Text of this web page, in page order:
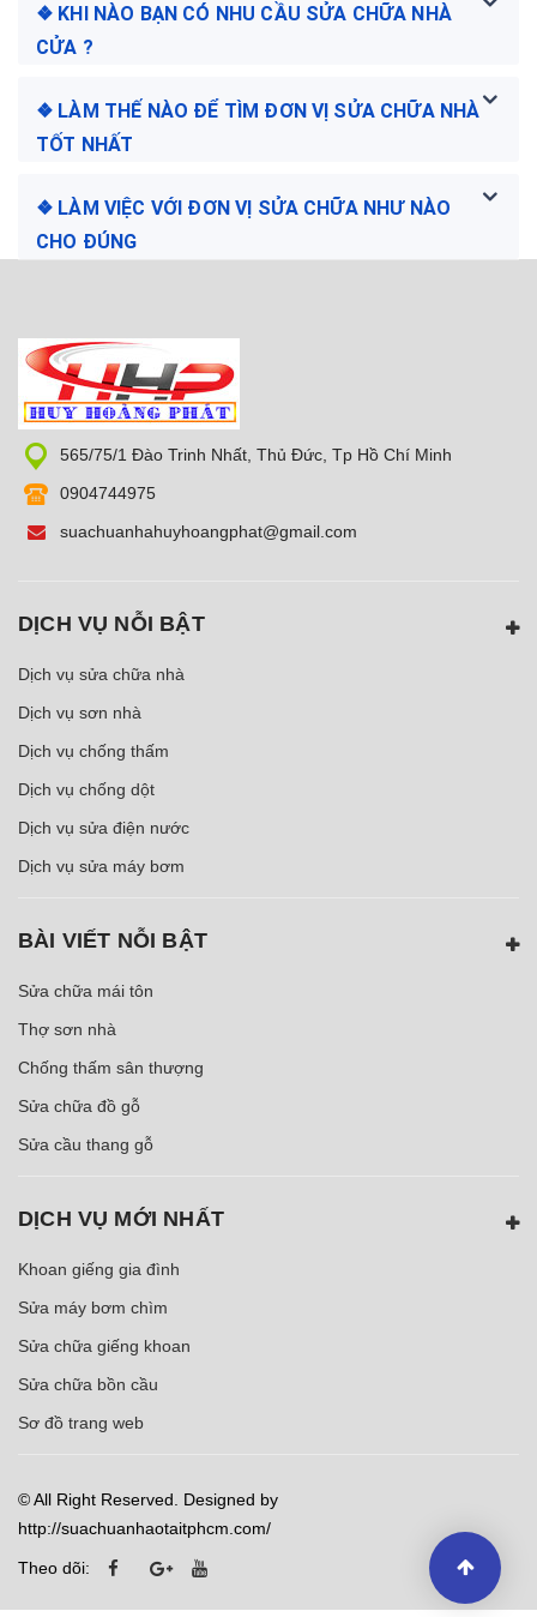
❖ KHI NÀO BẠN CÓ NHU CẦU SỬA CHỮA NHÀ
CỬA ?
❖ LÀM THẾ NÀO ĐỂ TÌM ĐƠN VỊ SỬA CHỮA NHÀ
TỐT NHẤT
❖ LÀM VIỆC VỚI ĐƠN VỊ SỬA CHỮA NHƯ NÀO
CHO ĐÚNG
565/75/1 Đào Trinh Nhất, Thủ Đức, Tp Hồ Chí Minh
0904744975
suachuanhahuyhoangphat@gmail.com
DỊCH VỤ NỖI BẬT
Dịch vụ sửa chữa nhà
Dịch vụ sơn nhà
Dịch vụ chống thấm
Dịch vụ chống dột
Dịch vụ sửa điện nước
Dịch vụ sửa máy bơm
BÀI VIẾT NỖI BẬT
Sửa chữa mái tôn
Thợ sơn nhà
Chống thấm sân thượng
Sửa chữa đồ gỗ
Sửa cầu thang gỗ
DỊCH VỤ MỚI NHẤT
Khoan giếng gia đình
Sửa máy bơm chìm
Sửa chữa giếng khoan
Sửa chữa bồn cầu
Sơ đồ trang web
© All Right Reserved. Designed by
http://suachuanhaotaitphcm.com/
Theo dõi: